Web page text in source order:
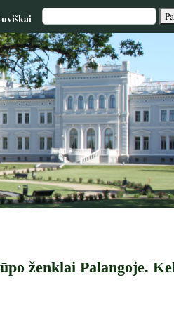
ženklai Palangoje.